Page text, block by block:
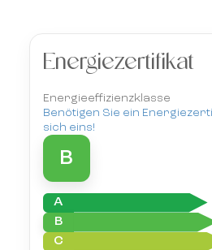
Energiezertifikat
Energieeffizienzklasse
Benötigen Sie ein
sich eins!
B
A
B
C